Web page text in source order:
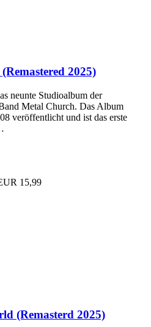
2025)
neunte Studioalbum der
Metal Church. Das Album
veröffentlicht und ist das erste
15,99
(Remasterd 2025)